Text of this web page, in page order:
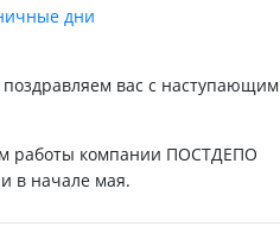
дни
вас с наступающим
работы компании ПОСТДЕПО
в начале мая.